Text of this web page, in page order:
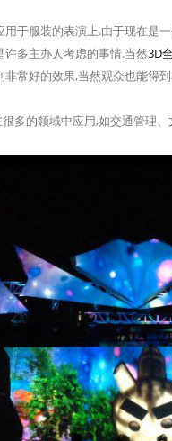
服装的表演上.由于现在是
多主办人考虑的事情.当然3D
常好的效果,当然观众也能得
的领域中应用,如交通管理